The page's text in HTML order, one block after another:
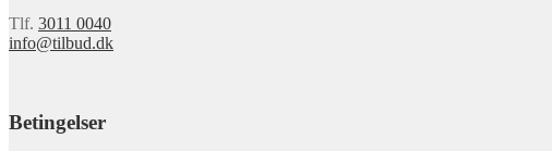
Tlf. 3011 0040
info@tilbud.dk
Betingelser